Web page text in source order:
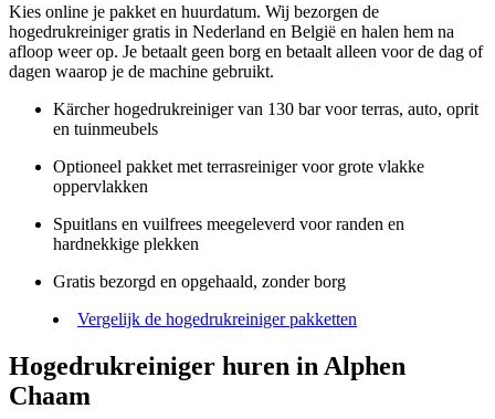
Kies online je pakket en huurdatum. Wij bezorgen de
hogedrukreiniger gratis in Nederland en België en halen hem na
afloop weer op. Je betaalt geen borg en betaalt alleen voor de dag of
dagen waarop je de machine gebruikt.
Kärcher hogedrukreiniger van 130 bar voor terras, auto, oprit
en tuinmeubels
Optioneel pakket met terrasreiniger voor grote vlakke
oppervlakken
Spuitlans en vuilfrees meegeleverd voor randen en
hardnekkige plekken
Gratis bezorgd en opgehaald, zonder borg
Vergelijk de hogedrukreiniger pakketten
Hogedrukreiniger huren in Alphen
Chaam